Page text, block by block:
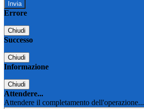
Errore
Chiudi
Successo
Chiudi
Informazione
Chiudi
Attendere...
Attendere il completamento dell'operazione...